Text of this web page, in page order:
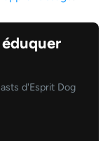
d'Esprit Dog